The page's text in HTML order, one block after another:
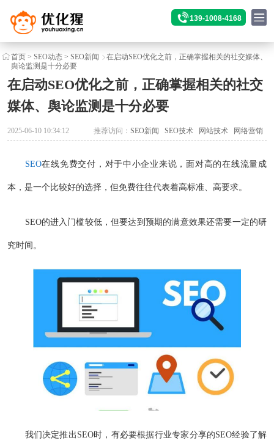
139-1008-4168
首页> SEO动态> SEO新闻
在启动SEO优化之前，正确掌握相关的社交媒体、
舆论监测是十分必要
在启动SEO优化之前，正确掌握相关的社交
媒体、舆论监测是十分必要
2025-06-10 10:34:12 推荐访问：SEO新闻 SEO技术 网站技术 网络营销
SEO在线免费交付，对于中小企业来说，面对高的在线流量成
本，是一个比较好的选择，但免费往往代表着高标准、高要求。
SEO的进入门槛较低，但要达到预期的满意效果还需要一定的研
究时间。
我们决定推出SEO时，有必要根据行业专家分享的SEO经验了解